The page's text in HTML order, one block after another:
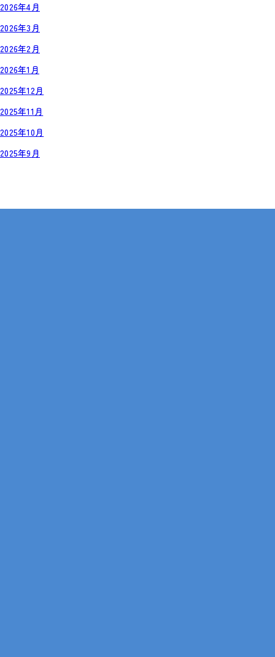
2026年4月
2026年3月
2026年2月
2026年1月
2025年12月
2025年11月
2025年10月
2025年9月